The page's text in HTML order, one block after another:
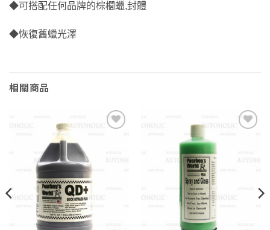
◆可搭配任何品牌的棕櫚蠟,封體
◆恢復舊蠟光澤
相關商品